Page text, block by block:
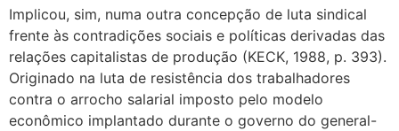
Implicou, sim, numa outra concepção de luta sindical
frente às contradições sociais e políticas derivadas das
relações capitalistas de produção (KECK, 1988, p. 393).
Originado na luta de resistência dos trabalhadores
contra o arrocho salarial imposto pelo modelo
econômico implantado durante o governo do general-